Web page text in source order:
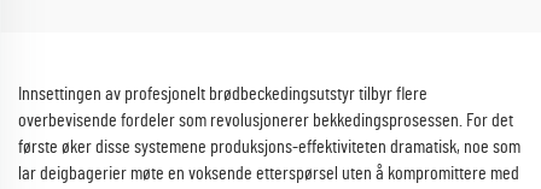
Innsettingen av profesjonelt brødbeckedingsutstyr tilbyr flere
overbevisende fordeler som revolusjonerer bekkedingsprosessen. For det
første øker disse systemene produksjons-effektiviteten dramatisk, noe som
lar deigbagerier møte en voksende etterspørsel uten å kompromittere med